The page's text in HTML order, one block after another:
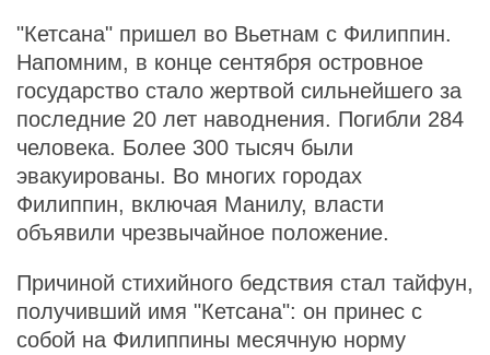
"Кетсана" пришел во Вьетнам с Филиппин.
Напомним, в конце сентября островное
государство стало жертвой сильнейшего за
последние 20 лет наводнения. Погибли 284
человека. Более 300 тысяч были
эвакуированы. Во многих городах
Филиппин, включая Манилу, власти
объявили чрезвычайное положение.
Причиной стихийного бедствия стал тайфун,
получивший имя "Кетсана": он принес с
собой на Филиппины месячную норму